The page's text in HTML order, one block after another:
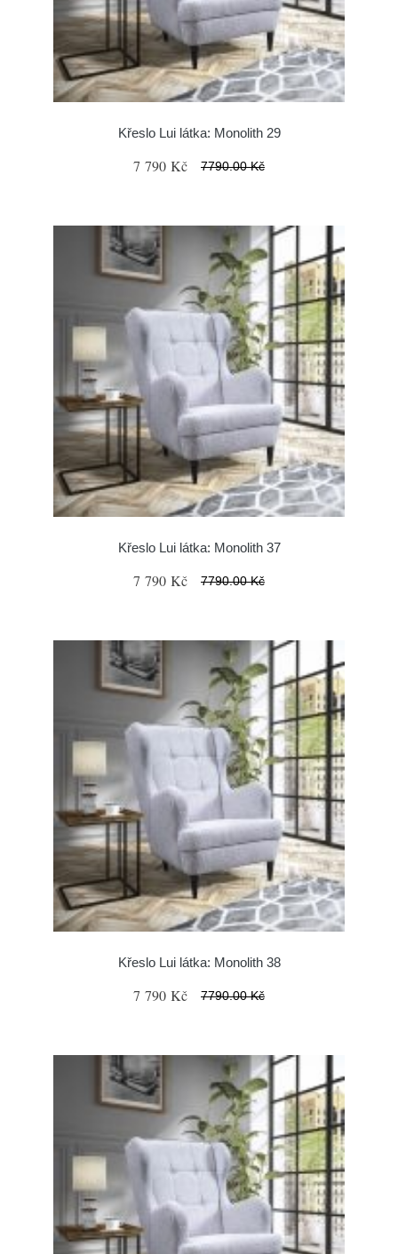
Křeslo Lui látka: Monolith 29
7 790 Kč 7790.00 Kč
Křeslo Lui látka: Monolith 37
7 790 Kč 7790.00 Kč
Křeslo Lui látka: Monolith 38
7 790 Kč 7790.00 Kč